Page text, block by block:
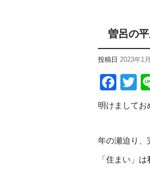
曽呂の
投稿日 2023年1
明けましてお
年の瀬迫り、
「住まい」